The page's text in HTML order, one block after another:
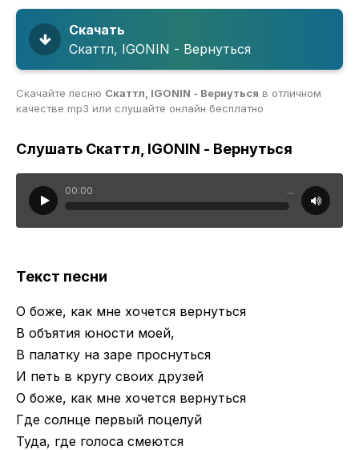
Скачать
Скаттл, IGONIN - Вернуться
Скачайте песню Скаттл, IGONIN - Вернуться в отличном
качестве mp3 или слушайте онлайн бесплатно
Слушать Скаттл, IGONIN - Вернуться
00:00 ...
Текст песни
О боже, как мне хочется вернуться
В объятия юности моей,
В палатку на заре проснуться
И петь в кругу своих друзей
О боже, как мне хочется вернуться
Где солнце первый поцелуй
Туда, где голоса смеются